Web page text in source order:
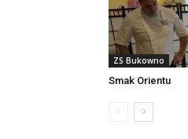
ZS Bukowno
Smak Orientu